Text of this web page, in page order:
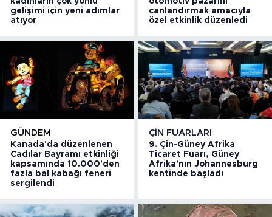
gelişimi için yeni adımlar
atıyor
canlandırmak amacıyla
özel etkinlik düzenledi
GÜNDEM
Kanada'da düzenlenen
Cadılar Bayramı etkinliği
kapsamında 10.000'den
fazla bal kabağı feneri
sergilendi
ÇIN FUARLARI
9. Çin-Güney Afrika
Ticaret Fuarı, Güney
Afrika'nın Johannesburg
kentinde başladı